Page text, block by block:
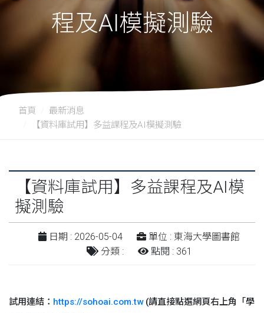
程及AI模擬測驗
首頁
最新消息
【資料庫試用】多益課程及AI模擬測驗
【資料庫試用】多益課程及AI模
擬測驗
日期 : 2026-05-04
單位 : 東海大學圖書館
分類 :
點閱 : 361
試用連結： https://sohoai.com.tw(請直接點選網頁右上角「學